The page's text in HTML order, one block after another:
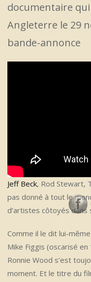
documentaire
Angleterre le 29
bande-annonce
Jeff Beck, Rod Stewart,
pas donné à tout le
d’artistes côtoyés dans
Comme il le dit lui-
Mike Figgis (oscarisé
Ronnie Wood s’est
moment. Et le titre du